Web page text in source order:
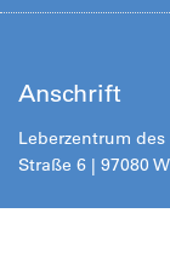
Anschrift
Leberzentrum
Straße 6 | 97080